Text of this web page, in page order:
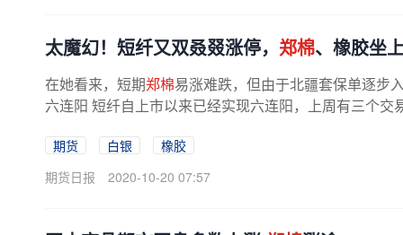
太魔幻！短纤又双叒叕涨停， 郑棉、橡胶坐
在她看来，短期郑棉易涨难跌，但由于北疆套保单逐步
六连阳 短纤自上市以来已经实现六连阳，上周有三个
期货 白银
橡胶
期货日报
2020-10-20 07:57